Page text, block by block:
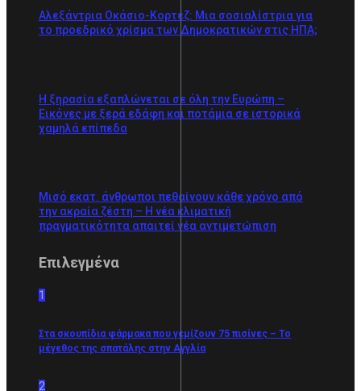
Αλεξάντρια Οκάσιο-Κορτέζ: Μια σοσιαλίστρια για
το προεδρικό χρίσμα των Δημοκρατικών στις ΗΠΑ;
Η ξηρασία εξαπλώνεται σε όλη την Ευρώπη –
Εικόνες με ξερά εδάφη και ποτάμια σε ιστορικά
χαμηλά επίπεδα
Μισό εκατ. άνθρωποι πεθαίνουν κάθε χρόνο από
την ακραία ζέστη – Η νέα κλιματική
πραγματικότητα απαιτεί νέα αντιμετώπιση
Επιλεγμένα
1
Στα σκουπίδια φάρμακα που γεμίζουν 75 πισίνες – Το
μέγεθος της σπατάλης στην Αγγλία
2